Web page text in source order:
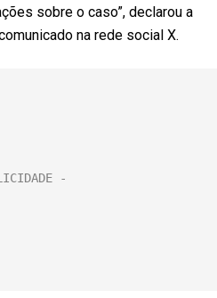
sobre o caso”, declarou a
na rede social X.